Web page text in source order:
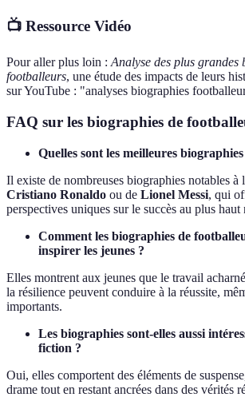
📺 Ressource Vidéo
Pour aller plus loin : Analyse des plus grandes
footballeurs, une étude des impacts de leurs
sur YouTube : "analyses biographies
FAQ sur les biographies de
Quelles sont les meilleures
Il existe de nombreuses biographies notables à
Cristiano Ronaldo ou de Lionel Messi, qui
perspectives uniques sur le succès au plus haut
Comment les biographies de
inspirer les jeunes ?
Elles montrent aux jeunes que le travail
la résilience peuvent conduire à la réussite,
importants.
Les biographies sont-elles aussi
fiction ?
Oui, elles comportent des éléments de
drame tout en restant ancrées dans des vérités